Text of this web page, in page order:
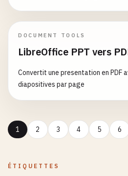
DOCUMENT TOOLS
LibreOffice PPT vers
Convertit une presentation en PDF
diapositives par page
1 2 3 4 5 6
ÉTIQUETTES